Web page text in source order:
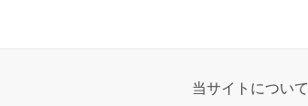
当サイトについて